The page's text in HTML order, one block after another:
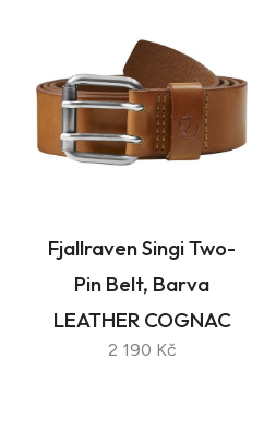
Fjallraven Singi Two-
Pin Belt, Barva
LEATHER COGNAC
2 190 Kč